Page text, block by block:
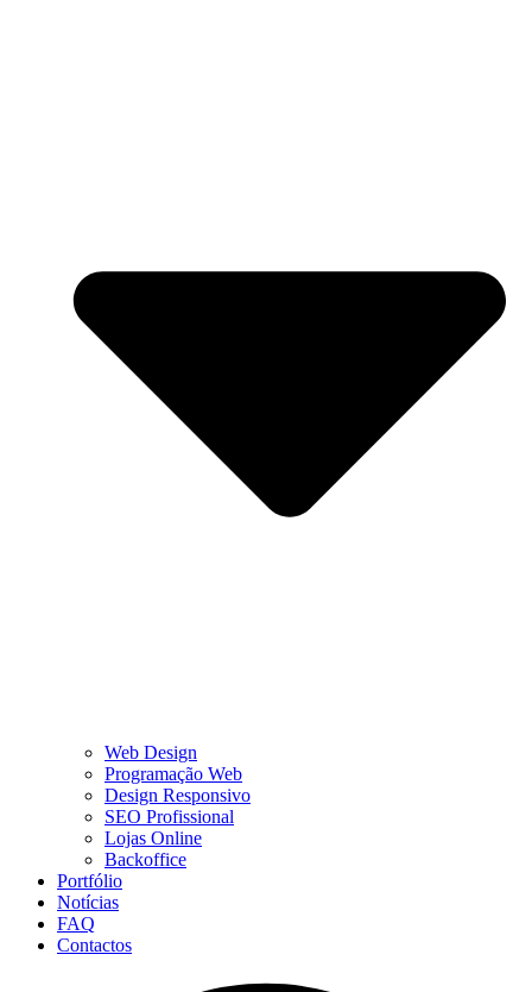
Web Design
Programação Web
Design Responsivo
SEO Profissional
Lojas Online
Backoffice
Portfólio
Notícias
FAQ
Contactos